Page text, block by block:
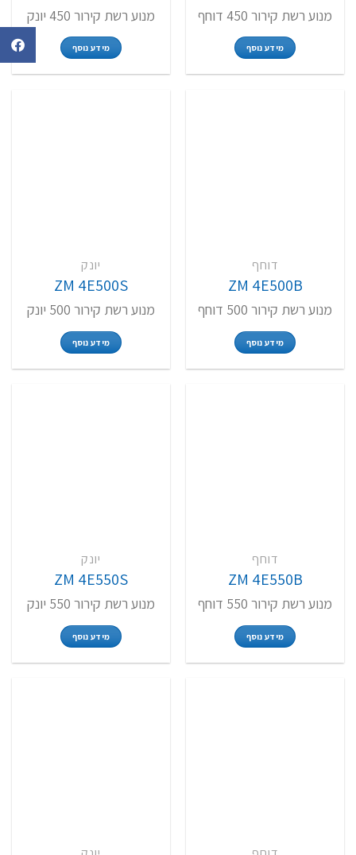
מנוע רשת קירור 450 דוחף
מידע נוסף
מנוע רשת קירור 450 יונק
מידע נוסף
דוחף
ZM 4E500B
מנוע רשת קירור 500 דוחף
מידע נוסף
יונק
ZM 4E500S
מנוע רשת קירור 500 יונק
מידע נוסף
דוחף
ZM 4E550B
מנוע רשת קירור 550 דוחף
מידע נוסף
יונק
ZM 4E550S
מנוע רשת קירור 550 יונק
מידע נוסף